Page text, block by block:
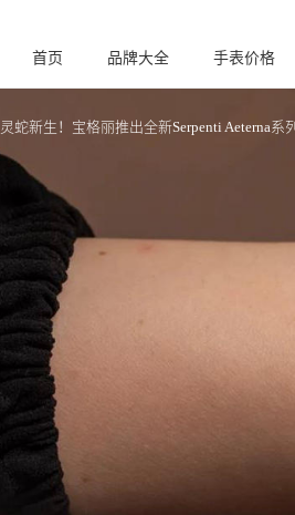
腕
首页 品牌大全 手表价格
灵蛇新生！宝格丽推出全新Serpenti Aeterna系